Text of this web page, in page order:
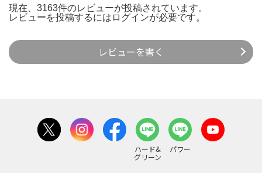
現在、3163件のレビューが投稿されています。
レビューを投稿するには ログインが必要です。
レビューを書く
ハード&
グリーン
パワー